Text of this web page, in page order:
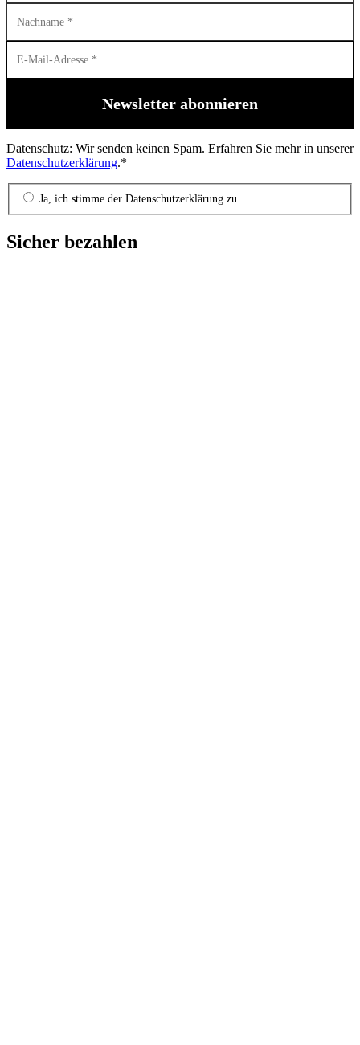
Datenschutz: Wir senden keinen Spam. Erfahren Sie mehr in unserer
Datenschutzerklärung.*
Ja, ich stimme der Datenschutzerklärung zu.
Sicher bezahlen